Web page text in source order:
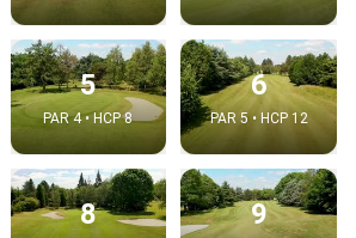
5
PAR 4 • HCP 8
6
PAR 5 • HCP 12
8 9